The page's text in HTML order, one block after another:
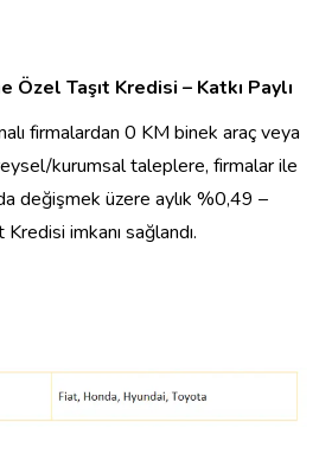
Özel Taşıt Kredisi – Katkı Paylı
firmalardan 0 KM binek araç veya
kurumsaltaleplere, firmalar ile
değişmek üzere aylık %0,49 –
Kredisi imkanı sağlandı.